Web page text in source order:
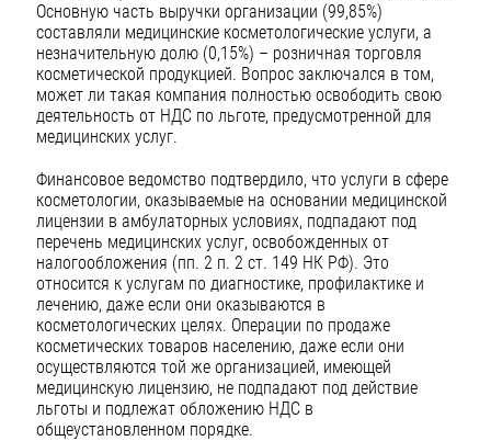
Основную часть выручки организации (99,85%)
составляли медицинские косметологические услуги, а
незначительную долю (0,15%) – розничная торговля
косметической продукцией. Вопрос заключался в том,
может ли такая компания полностью освободить свою
деятельность от НДС по льготе, предусмотренной для
медицинских услуг.
Финансовое ведомство подтвердило, что услуги в сфере
косметологии, оказываемые на основании медицинской
лицензии в амбулаторных условиях, подпадают под
перечень медицинских услуг, освобожденных от
налогообложения (пп. 2 п. 2 ст. 149 НК РФ). Это
относится к услугам по диагностике, профилактике и
лечению, даже если они оказываются в
косметологических целях. Операции по продаже
косметических товаров населению, даже если они
осуществляются той же организацией, имеющей
медицинскую лицензию, не подпадают под действие
льготы и подлежат обложению НДС в
общеустановленном порядке.